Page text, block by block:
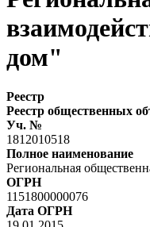
дом"
Реестр
Реестр общественных
Уч. №
1812010518
Полное наименование
Региональная
ОГРН
1151800000076
Дата ОГРН